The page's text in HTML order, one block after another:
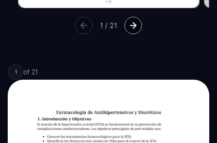
1 / 21
1 of 21